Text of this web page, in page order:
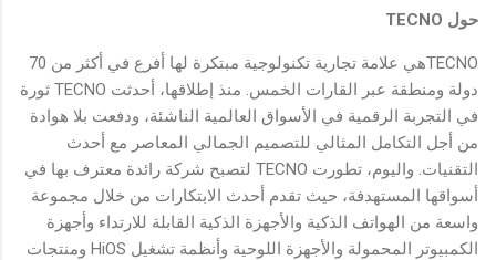
حول TECNO
TECNOهي علامة تجارية تكنولوجية مبتكرة لها أفرع في أكثر من 70
دولة ومنطقة عبر القارات الخمس. منذ إطلاقها، أحدثت TECNO ثورة
في التجربة الرقمية في الأسواق العالمية الناشئة، ودفعت بلا هوادة
من أجل التكامل المثالي للتصميم الجمالي المعاصر مع أحدث
التقنيات. واليوم، تطورت TECNO لتصبح شركة رائدة معترف بها في
أسواقها المستهدفة، حيث تقدم أحدث الابتكارات من خلال مجموعة
واسعة من الهواتف الذكية والأجهزة الذكية القابلة للارتداء وأجهزة
الكمبيوتر المحمولة والأجهزة اللوحية وأنظمة تشغيل HiOS ومنتجات